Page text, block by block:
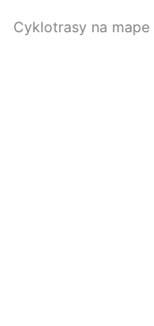
Cyklotrasy na mape